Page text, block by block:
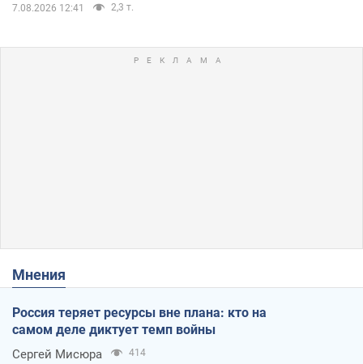
7.08.2026 12:41 2,3 т.
Мнения
Россия теряет ресурсы вне плана: кто на
самом деле диктует темп войны
Сергей Мисюра 414